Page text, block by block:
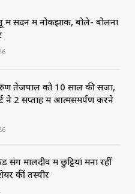
में सदन में नोकझोंक, बोले- बोलना
तेजपाल को 10 साल की सजा,
ने 2 सप्ताह में आत्मसमर्पण करने
संग मालदीव में छुट्टियां मना रहीं
कीं तस्वीरें